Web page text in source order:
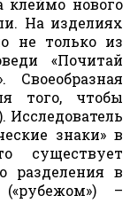
клеймо нового
На изделиях
не только из
«Почитай
того, чтобы
Исследователь
знаки» в
существует
разделения в
–